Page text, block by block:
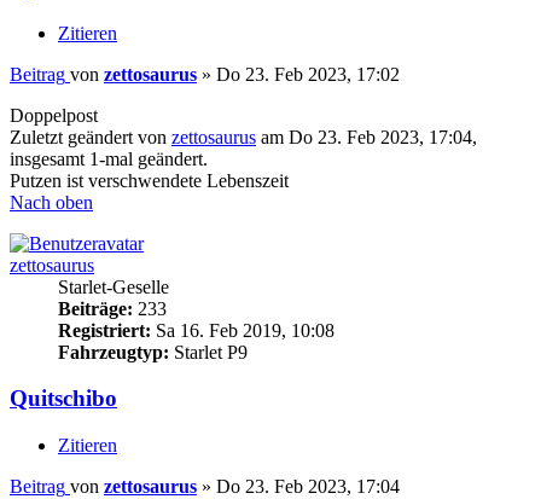
Zitieren
Beitrag von zettosaurus » Do 23. Feb 2023, 17:02
Doppelpost
Zuletzt geändert von zettosaurus am Do 23. Feb 2023, 17:04,
insgesamt 1-mal geändert.
Putzen ist verschwendete Lebenszeit
Nach oben
zettosaurus
Starlet-Geselle
Beiträge: 233
Registriert: Sa 16. Feb 2019, 10:08
Fahrzeugtyp: Starlet P9
Quitschibo
Zitieren
Beitrag von zettosaurus » Do 23. Feb 2023, 17:04